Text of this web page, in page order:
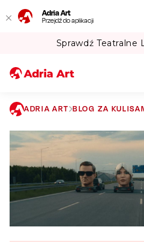
Adria Art
Przejdź do aplikacji
Sprawdź
Szukaj
ADRIA ART BLOG ZA